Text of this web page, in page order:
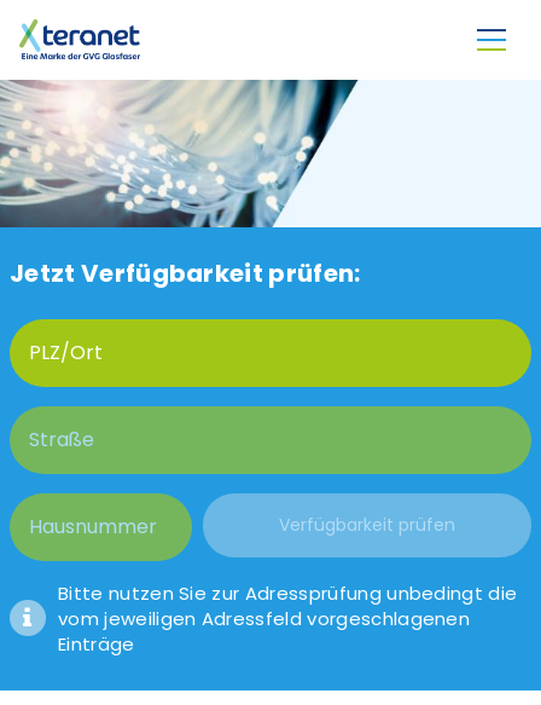
Jetzt Verfügbarkeit prüfen:
Bitte nutzen Sie zur Adressprüfung unbedingt die
vom jeweiligen Adressfeld vorgeschlagenen
Einträge